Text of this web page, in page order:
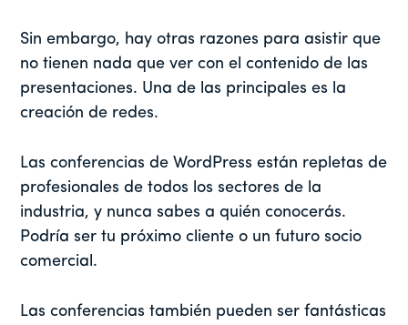
Sin embargo, hay otras razones para asistir que
no tienen nada que ver con el contenido de las
presentaciones. Una de las principales es la
creación de redes.
Las conferencias de WordPress están repletas de
profesionales de todos los sectores de la
industria, y nunca sabes a quién conocerás.
Podría ser tu próximo cliente o un futuro socio
comercial.
Las conferencias también pueden ser fantásticas